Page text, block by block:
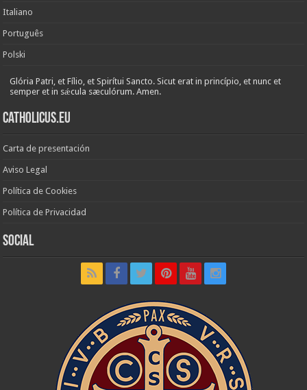
Italiano
Português
Polski
Glória Patri, et Fílio, et Spirítui Sancto. Sicut erat in princípio, et nunc et
semper et in sǽcula sæculórum. Amen.
Catholicus.eu
Carta de presentación
Aviso Legal
Política de Cookies
Política de Privacidad
Social